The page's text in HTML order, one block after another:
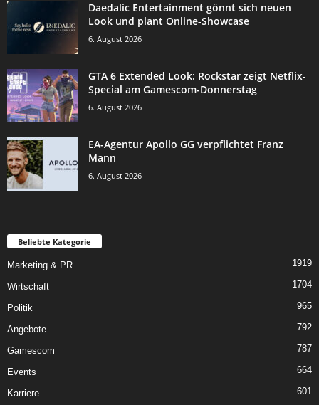
Daedalic Entertainment gönnt sich neuen
Look und plant Online-Showcase
6. August 2026
GTA 6 Extended Look: Rockstar zeigt Netflix-
Special am Gamescom-Donnerstag
6. August 2026
EA-Agentur Apollo GG verpflichtet Franz
Mann
6. August 2026
Beliebte Kategorie
Marketing & PR 1919
Wirtschaft 1704
Politik 965
Angebote 792
Gamescom 787
Events 664
Karriere 601